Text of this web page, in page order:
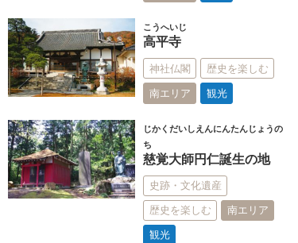
こうへいじ
高平寺
神社仏閣 歴史を楽しむ
南エリア 観光
じかくだいしえんにんたんじょうの
ち
慈覚大師円仁誕生の地
史跡・文化遺産
歴史を楽しむ 南エリア
観光